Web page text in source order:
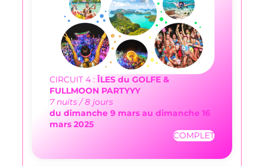
CIRCUIT 4 :ÎLES du GOLFE &
FULLMOON PARTYYY
7 nuits / 8 jours
du dimanche 9 mars au dimanche 16
mars 2025
COMPLET